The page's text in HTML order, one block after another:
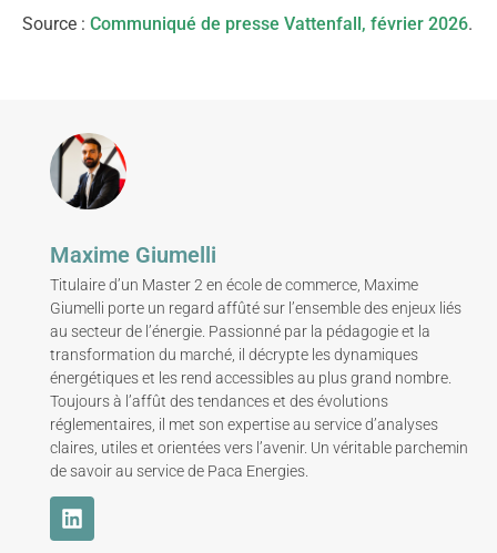
Source : Communiqué de presse Vattenfall, février 2026.
Maxime Giumelli
Titulaire d’un Master 2 en école de commerce, Maxime
Giumelli porte un regard affûté sur l’ensemble des enjeux liés
au secteur de l’énergie. Passionné par la pédagogie et la
transformation du marché, il décrypte les dynamiques
énergétiques et les rend accessibles au plus grand nombre.
Toujours à l’affût des tendances et des évolutions
réglementaires, il met son expertise au service d’analyses
claires, utiles et orientées vers l’avenir. Un véritable parchemin
de savoir au service de Paca Energies.